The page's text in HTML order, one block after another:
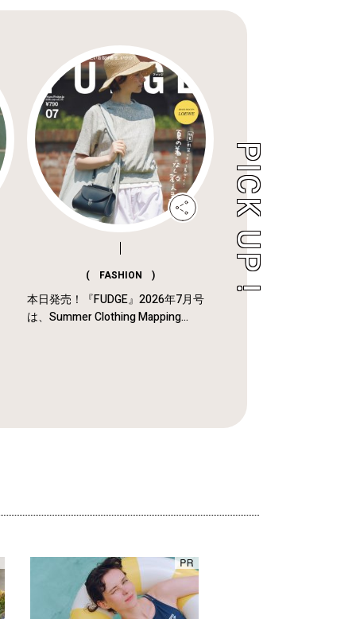
( FASHION )
本日発売！『FUDGE』2026年7月号
は、Summer Clothing Mapping...